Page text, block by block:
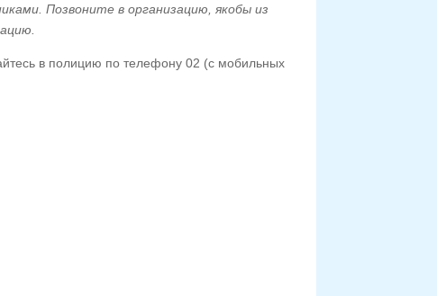
Позвоните в организацию, якобы из
в полицию по телефону 02 (с мобильных